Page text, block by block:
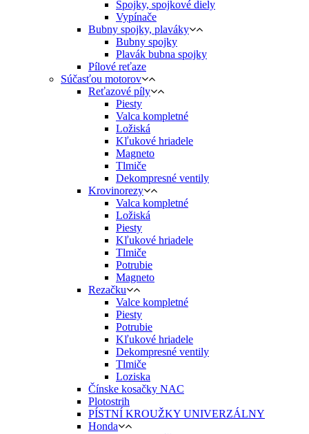
Spojky, spojkové diely
Vypínače
Bubny spojky, plaváky
Bubny spojky
Plavák bubna spojky
Pílové reťaze
Súčasťou motorov
Reťazové píly
Piesty
Valca kompletné
Ložiská
Kľukové hriadele
Magneto
Tlmiče
Dekompresné ventily
Krovinorezy
Valca kompletné
Ložiská
Piesty
Kľukové hriadele
Tlmiče
Potrubie
Magneto
Rezačku
Valce kompletné
Piesty
Potrubie
Kľukové hriadele
Dekompresné ventily
Tlmiče
Loziska
Čínske kosačky NAC
Plotostrih
PÍSTNÍ KROUŽKY UNIVERZÁLNY
Honda